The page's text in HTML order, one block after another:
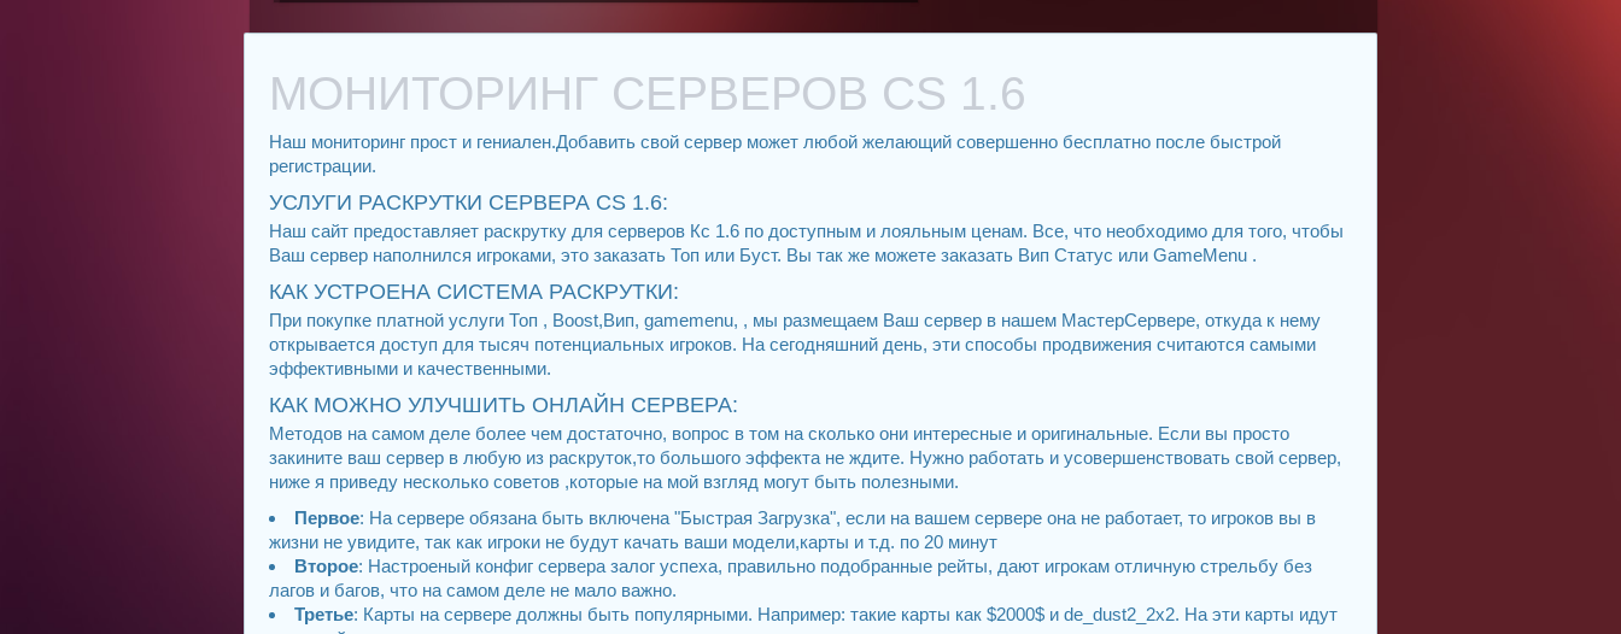
МОНИТОРИНГ СЕРВЕРОВ CS 1.6
Наш мониторинг прост и гениален.Добавить свой сервер может любой желающий совершенно бесплатно после быстрой
регистрации.
УСЛУГИ РАСКРУТКИ СЕРВЕРА CS 1.6:
Наш сайт предоставляет раскрутку для серверов Кс 1.6 по доступным и лояльным ценам. Все, что необходимо для того, чтобы
Ваш сервер наполнился игроками, это заказать Топ или Буст. Вы так же можете заказать Вип Статус или GameMenu .
КАК УСТРОЕНА СИСТЕМА РАСКРУТКИ:
При покупке платной услуги Топ , Boost,Вип, gamemenu, , мы размещаем Ваш сервер в нашем МастерСервере, откуда к нему
открывается доступ для тысяч потенциальных игроков. На сегодняшний день, эти способы продвижения считаются самыми
эффективными и качественными.
КАК МОЖНО УЛУЧШИТЬ ОНЛАЙН СЕРВЕРА:
Методов на самом деле более чем достаточно, вопрос в том на сколько они интересные и оригинальные. Если вы просто
закините ваш сервер в любую из раскруток,то большого эффекта не ждите. Нужно работать и усовершенствовать свой сервер,
ниже я приведу несколько советов ,которые на мой взгляд могут быть полезными.
Первое: На сервере обязана быть включена "Быстрая Загрузка", если на вашем сервере она не работает, то игроков вы в
жизни не увидите, так как игроки не будут качать ваши модели,карты и т.д. по 20 минут
Второе: Настроеный конфиг сервера залог успеха, правильно подобранные рейты, дают игрокам отличную стрельбу без
лагов и багов, что на самом деле не мало важно.
Третье: Карты на сервере должны быть популярными. Например: такие карты как $2000$ и de_dust2_2x2. На эти карты идут